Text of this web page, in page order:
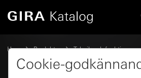
Hem Produkter
Teknik och funktioner
System 3000 DALI, övrig elektronik
Cookie-